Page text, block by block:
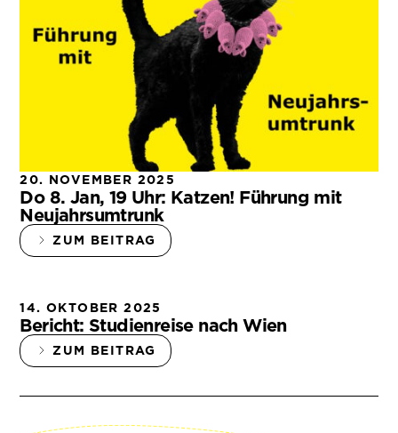
20. NOVEMBER 2025
Do 8. Jan, 19 Uhr: Katzen! Führung mit
Neujahrsumtrunk
ZUM BEITRAG
14. OKTOBER 2025
Bericht: Studienreise nach Wien
ZUM BEITRAG